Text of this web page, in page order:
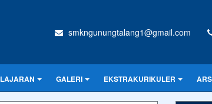
smkngunungtalang1@gmail.com
GALERI EKSTRAKURIKULER